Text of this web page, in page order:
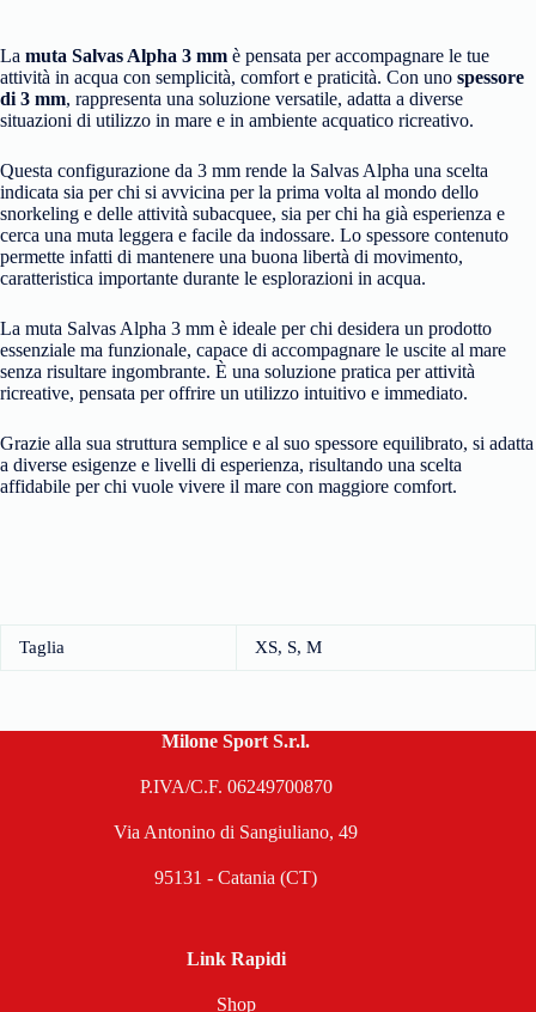
La muta Salvas Alpha 3 mm è pensata per accompagnare le tue
attività in acqua con semplicità, comfort e praticità. Con uno spessore
di 3 mm, rappresenta una soluzione versatile, adatta a diverse
situazioni di utilizzo in mare e in ambiente acquatico ricreativo.
Questa configurazione da 3 mm rende la Salvas Alpha una scelta
indicata sia per chi si avvicina per la prima volta al mondo dello
snorkeling e delle attività subacquee, sia per chi ha già esperienza e
cerca una muta leggera e facile da indossare. Lo spessore contenuto
permette infatti di mantenere una buona libertà di movimento,
caratteristica importante durante le esplorazioni in acqua.
La muta Salvas Alpha 3 mm è ideale per chi desidera un prodotto
essenziale ma funzionale, capace di accompagnare le uscite al mare
senza risultare ingombrante. È una soluzione pratica per attività
ricreative, pensata per offrire un utilizzo intuitivo e immediato.
Grazie alla sua struttura semplice e al suo spessore equilibrato, si adatta
a diverse esigenze e livelli di esperienza, risultando una scelta
affidabile per chi vuole vivere il mare con maggiore comfort.
Taglia XS, S, M
Milone Sport S.r.l.
P.IVA/C.F. 06249700870
Via Antonino di Sangiuliano, 49
95131 - Catania (CT)
Link Rapidi
Shop